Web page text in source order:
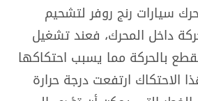
سيارات رنج روفر لتشحيم
داخل المحرك، فعند تشغيل
بالحركة مما يسبب احتكاكها
الاحتكاك ارتفعت درجة حرارة